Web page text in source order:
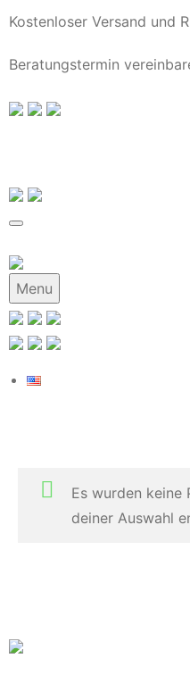
Kostenloser Versand und
Beratungstermin
Menu
Es wurden keine
deiner Auswahl